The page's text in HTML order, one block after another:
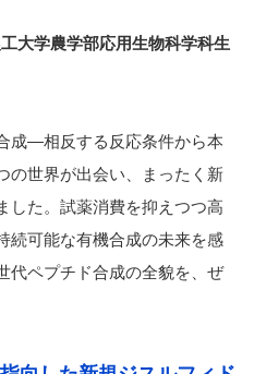
大学農学部応用生物科学科生
成―相反する反応条件から本
の世界が出会い、まったく新
した。試薬消費を抑えつつ高
続可能な有機合成の未来を感
代ペプチド合成の全貌を、ぜ